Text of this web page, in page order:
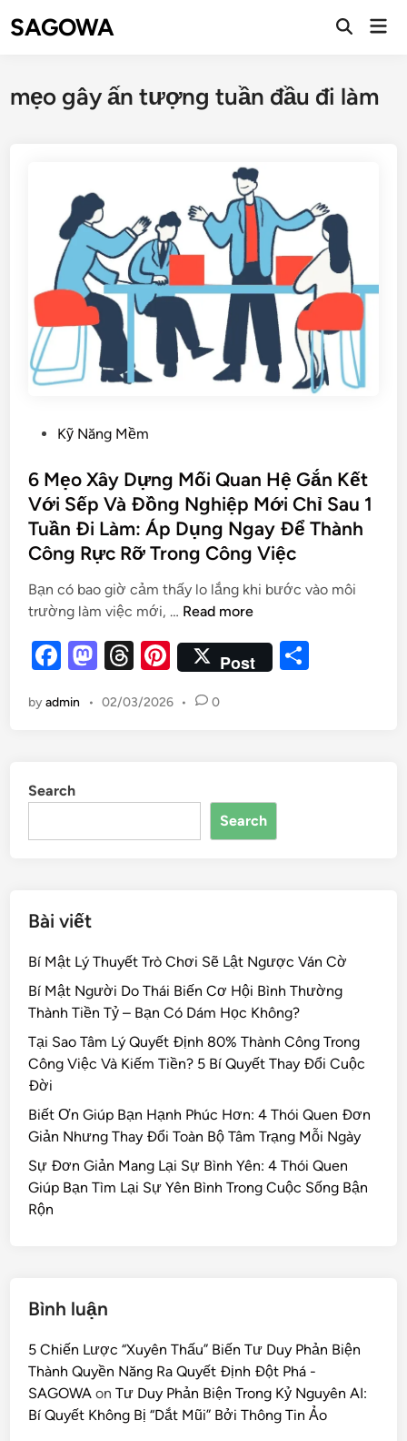
SAGOWA
mẹo gây ấn tượng tuần đầu đi làm
Kỹ Năng Mềm
6 Mẹo Xây Dựng Mối Quan Hệ Gắn Kết
Với Sếp Và Đồng Nghiệp Mới Chỉ Sau 1
Tuần Đi Làm: Áp Dụng Ngay Để Thành
Công Rực Rỡ Trong Công Việc
Bạn có bao giờ cảm thấy lo lắng khi bước vào môi
trường làm việc mới, … Read more
F
c
o
o
M
to
n
T
e
s
Pi
er
Post
byadmin • 02/03/2026 • 0
Search
Search
Bài viết
Bí Mật Lý Thuyết Trò Chơi Sẽ Lật Ngược Ván Cờ
Bí Mật Người Do Thái Biến Cơ Hội Bình Thường
Thành Tiền Tỷ – Bạn Có Dám Học Không?
Tại Sao Tâm Lý Quyết Định 80% Thành Công Trong
Công Việc Và Kiếm Tiền? 5 Bí Quyết Thay Đổi Cuộc
Đời
Biết Ơn Giúp Bạn Hạnh Phúc Hơn: 4 Thói Quen Đơn
Giản Nhưng Thay Đổi Toàn Bộ Tâm Trạng Mỗi Ngày
Sự Đơn Giản Mang Lại Sự Bình Yên: 4 Thói Quen
Giúp Bạn Tìm Lại Sự Yên Bình Trong Cuộc Sống Bận
Rộn
Bình luận
5 Chiến Lược “Xuyên Thấu” Biến Tư Duy Phản Biện
Thành Quyền Năng Ra Quyết Định Đột Phá -
SAGOWA onTư Duy Phản Biện Trong Kỷ Nguyên AI:
Bí Quyết Không Bị “Dắt Mũi” Bởi Thông Tin Ảo